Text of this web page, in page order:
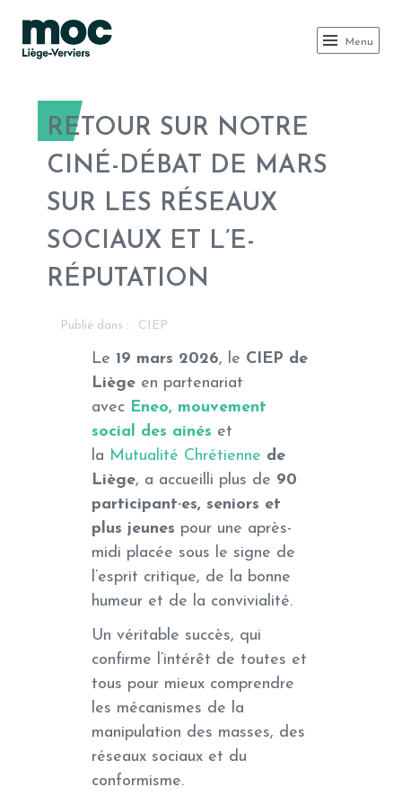
MOC LIÈGE
Menu
RETOUR SUR NOTRE
CINÉ-DÉBAT DE MARS
SUR LES RÉSEAUX
SOCIAUX ET L’E-
RÉPUTATION
Publié dans : CIEP
Le 19 mars 2026, le CIEP de
Liège en partenariat
avec Eneo, mouvement
social des ainés et
la Mutualité Chrétienne de
Liège, a accueilli plus de 90
participant·es, seniors et
plus jeunes pour une après-
midi placée sous le signe de
l’esprit critique, de la bonne
humeur et de la convivialité.
Un véritable succès, qui
confirme l’intérêt de toutes et
tous pour mieux comprendre
les mécanismes de la
manipulation des masses, des
réseaux sociaux et du
conformisme.